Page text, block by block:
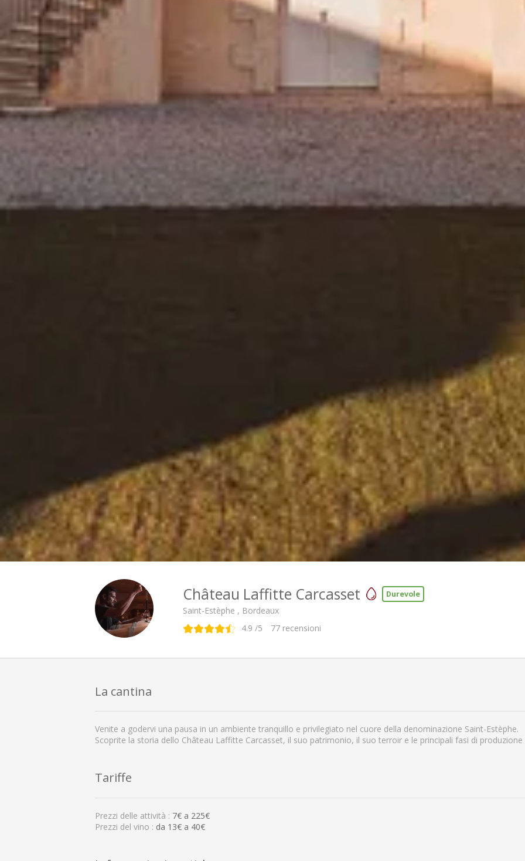
Château Laffitte Carcasset Durevole
Saint-Estèphe , Bordeaux
4.9 /5 77 recensioni
La cantina
Venite a godervi una pausa in un ambiente tranquillo e privilegiato nel cuore della denominazione Saint-Estèphe.
Scoprite la storia dello Château Laffitte Carcasset, il suo patrimonio, il suo terroir e le principali fasi di produzione
Tariffe
Prezzi delle attività : 7€ a 225€
Prezzi del vino : da 13€ a 40€